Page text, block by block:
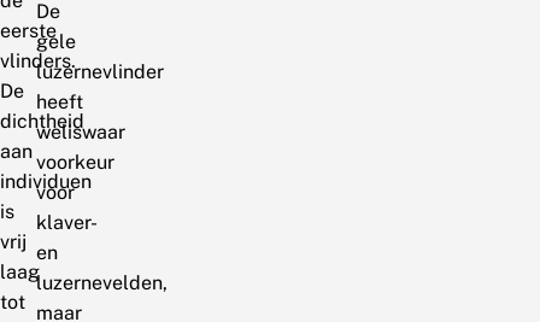
eerste
vlinders.
De
dichtheid
aan
individuen
is
vrij
laag
tot
De
gele
luzernevlinder
heeft
weliswaar
voorkeur
voor
klaver-
en
luzernevelden,
maar